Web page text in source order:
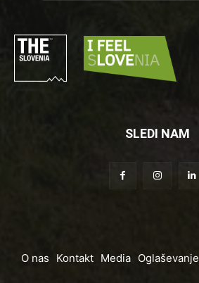
SLEDI NAM
O nas Kontakt Media Oglaševanje